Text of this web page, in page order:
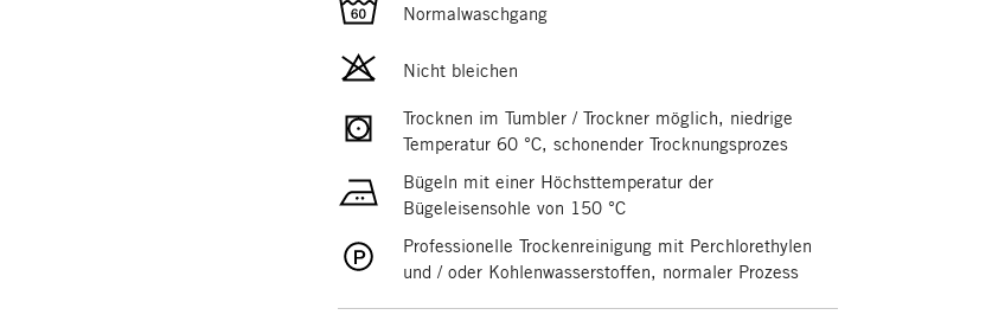
Normalwaschgang
Nicht bleichen
Trocknen im Tumbler / Trockner möglich, niedrige
Temperatur 60 °C, schonender Trocknungsprozes
Bügeln mit einer Höchsttemperatur der
Bügeleisensohle von 150 °C
Professionelle Trockenreinigung mit Perchlorethylen
und / oder Kohlenwasserstoffen, normaler Prozess